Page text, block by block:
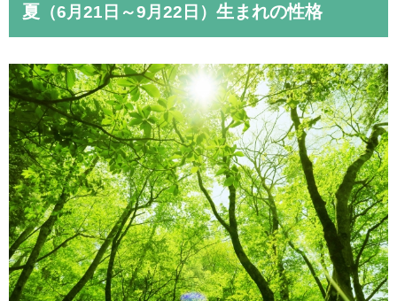
夏 （6月21日～9月22日） 生まれの性格